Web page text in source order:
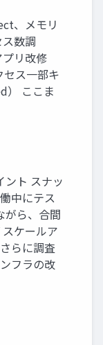
、メモリ
数調
リ改修
ス一部キ
） ここま
ト スナッ
中にテス
がら、合間
ケールア
らに調査
フラの改